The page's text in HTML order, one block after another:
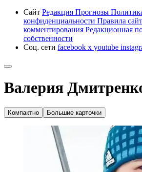
Сайт Редакция Прогнозы
конфиденциальности Правила
комментирования Редакционная
собственности
Соц. сети facebook x youtube
Валерия
Компактно Большие карточки